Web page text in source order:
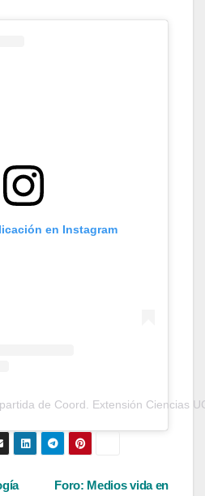
en Instagram
de Coord. Extensión Ciencias
Foro: Medios vida en